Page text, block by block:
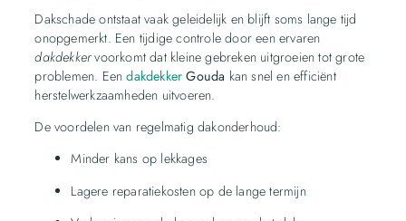
Dakschade ontstaat vaak geleidelijk en blijft soms lange tijd
onopgemerkt. Een tijdige controle door een ervaren
dakdekkervoorkomt dat kleine gebreken uitgroeien tot grote
problemen. Eendakdekker Gouda kan snel en efficiënt
herstelwerkzaamheden uitvoeren.
De voordelen van regelmatig dakonderhoud:
Minder kans op lekkages
Lagere reparatiekosten op de lange termijn